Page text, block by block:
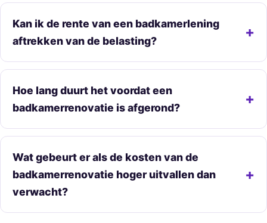
Kan ik de rente van een badkamerlening
aftrekken van de belasting?
Hoe lang duurt het voordat een
badkamerrenovatie is afgerond?
Wat gebeurt er als de kosten van de
badkamerrenovatie hoger uitvallen dan
verwacht?